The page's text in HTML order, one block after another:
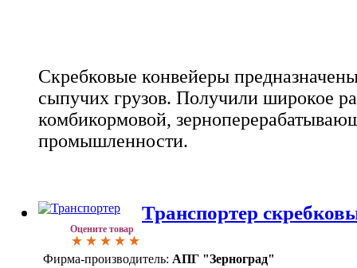
Скребковые конвейеры
сыпучих грузов. Получили широкое
комбикормовой,
промышленности.
Оцените товар
Транспортер
Фирма-производитель: АПГ "Зерноград"